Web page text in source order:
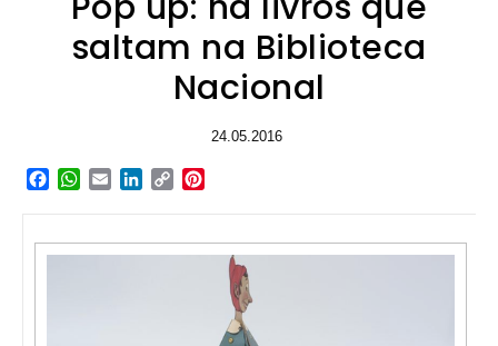
saltam na Biblioteca
Nacional
24.05.2016
Facebook
WhatsApp
EmailLinkedIn
Copy